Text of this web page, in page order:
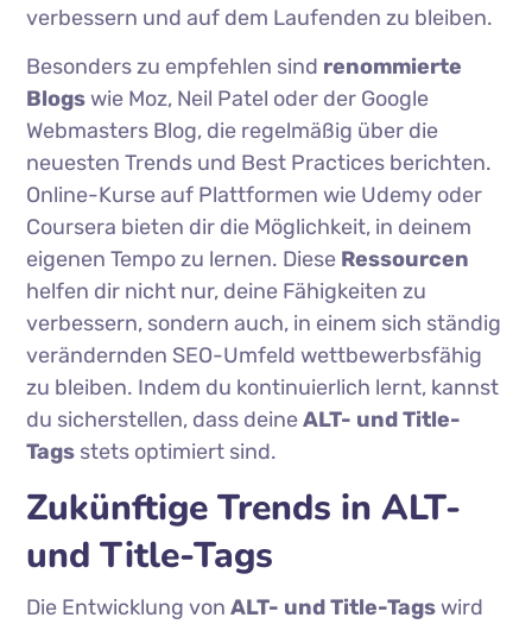
verbessern und auf dem Laufenden zu bleiben.
Besonders zu empfehlen sind renommierte
Blogswie Moz, Neil Patel oder der Google
Webmasters Blog, die regelmäßig über die
neuesten Trends und Best Practices berichten.
Online-Kurse auf Plattformen wie Udemy oder
Coursera bieten dir die Möglichkeit, in deinem
eigenen Tempo zu lernen. Diese Ressourcen
helfen dir nicht nur, deine Fähigkeiten zu
verbessern, sondern auch, in einem sich ständig
verändernden SEO-Umfeld wettbewerbsfähig
zu bleiben. Indem du kontinuierlich lernt, kannst
du sicherstellen, dass deineALT- und Title-
Tags stets optimiert sind.
Zukünftige Trends in ALT-
und Title-Tags
Die Entwicklung vonALT- und Title-Tagswird